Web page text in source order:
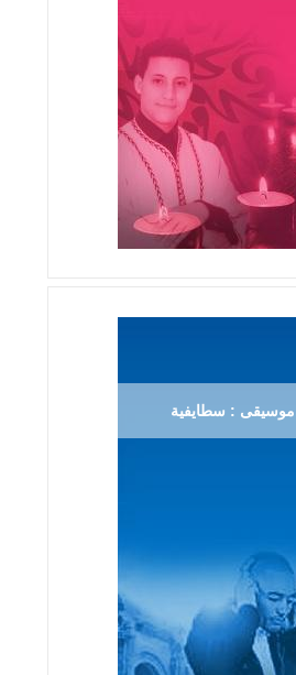
موسيقى : سطايفية